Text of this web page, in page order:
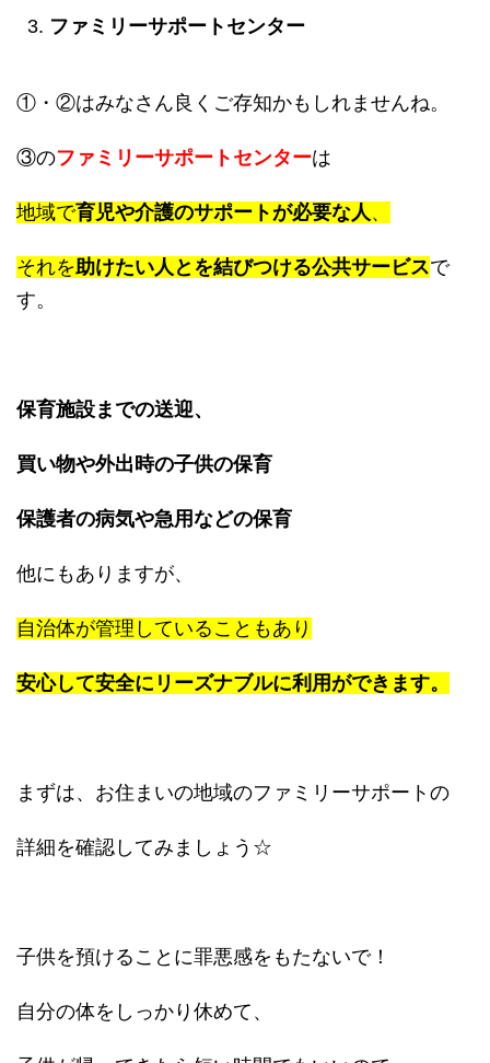
ファミリーサポートセンター
①・②はみなさん良くご存知かもしれませんね。
③のファミリーサポートセンターは
地域で育児や介護のサポートが必要な人 、
それを助けたい人とを結びつける公共サービスで
す。
保育施設までの送迎、
買い物や外出時の子供の保育
保護者の病気や急用などの保育
他にもありますが、
自治体が管理していることもあり
安心して安全にリーズナブルに利用ができます。
まずは、お住まいの地域のファミリーサポートの
詳細を確認してみましょう☆
子供を預けることに罪悪感をもたないで！
自分の体をしっかり休めて、